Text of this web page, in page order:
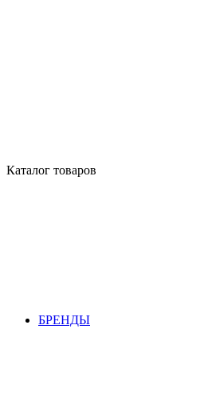
Каталог товаров
БРЕНДЫ